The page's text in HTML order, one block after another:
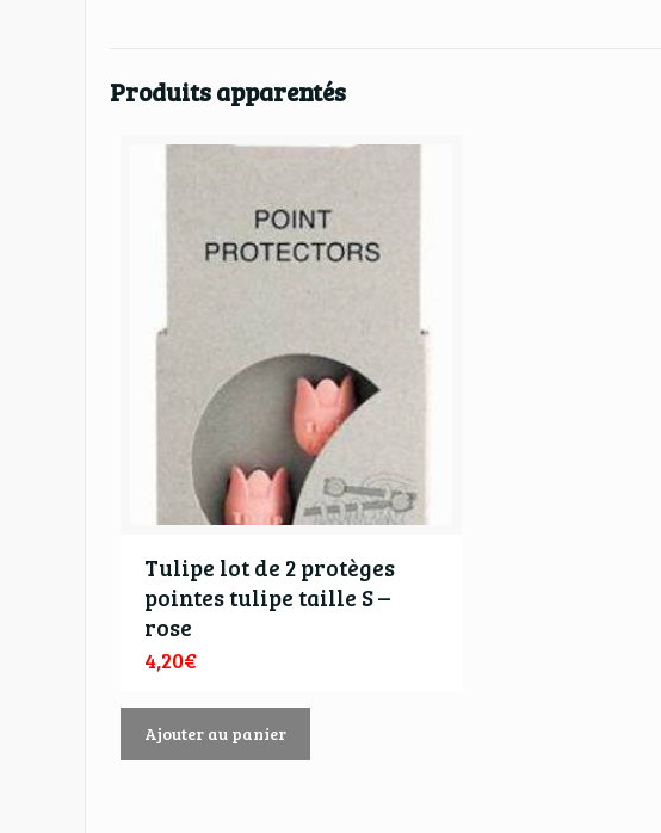
Produits apparentés
Tulipe lot de 2 protèges
pointes tulipe taille S –
rose
4,20€
Ajouter au panier